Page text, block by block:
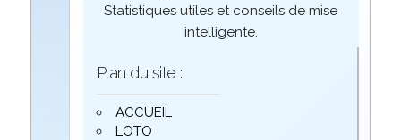
Statistiques utiles et conseils de mise
intelligente.
Plan du site :
ACCUEIL
LOTO